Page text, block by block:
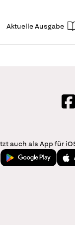
Aktuelle Ausgabe
login
auch als App für
Jetzt bei Google